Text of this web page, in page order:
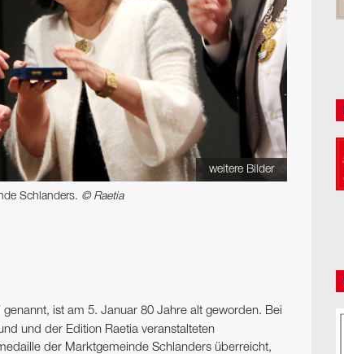
weitere Bilder
Schlanders. © Raetia
genannt, ist am 5. Januar 80 Jahre alt geworden. Bei
und der Edition Raetia veranstalteten
der Marktgemeinde Schlanders überreicht,